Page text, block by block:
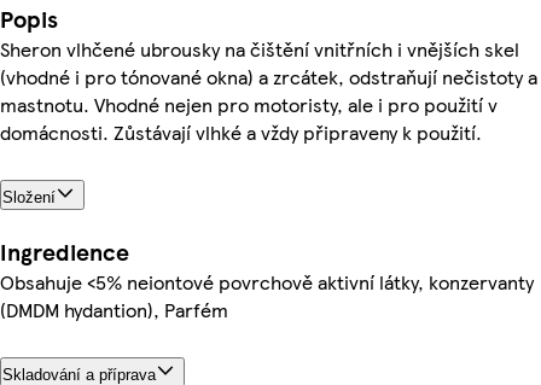
Popis
Sheron vlhčené ubrousky na čištění vnitřních i vnějších skel
(vhodné i pro tónované okna) a zrcátek, odstraňují nečistoty a
mastnotu. Vhodné nejen pro motoristy, ale i pro použití v
domácnosti. Zůstávají vlhké a vždy připraveny k použití.
Složení
Ingredience
Obsahuje <5% neiontové povrchově aktivní látky, konzervanty
(DMDM hydantion), Parfém
Skladování a příprava